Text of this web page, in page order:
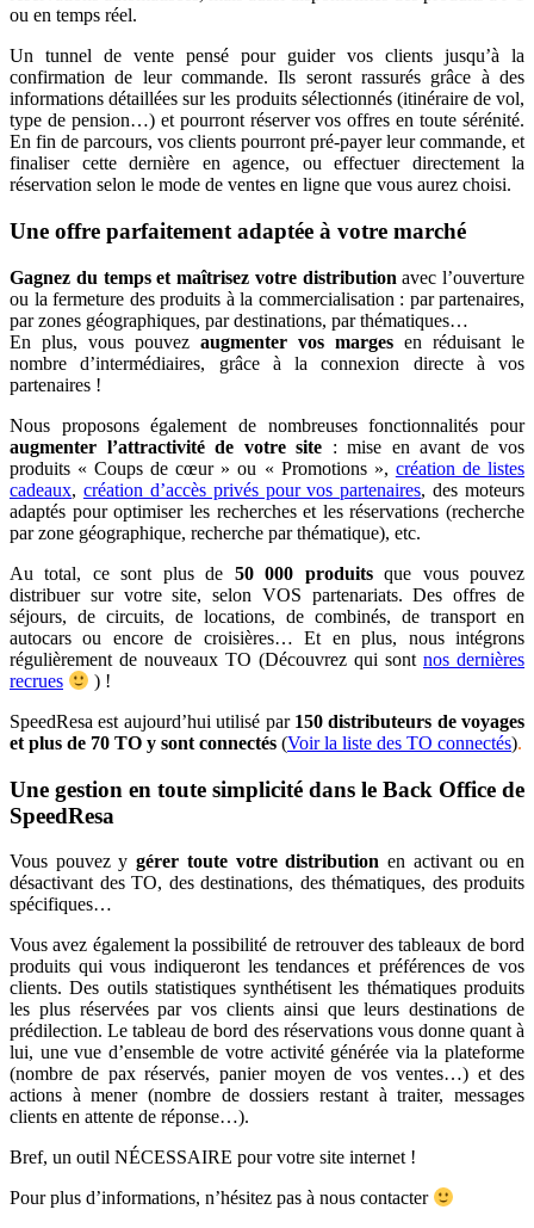
ou en temps réel.
Un tunnel de vente pensé pour guider vos clients jusqu’à la
confirmation de leur commande. Ils seront rassurés grâce à des
informations détaillées sur les produits sélectionnés (itinéraire de vol,
type de pension…) et pourront réserver vos offres en toute sérénité.
En fin de parcours, vos clients pourront pré-payer leur commande, et
finaliser cette dernière en agence, ou effectuer directement la
réservation selon le mode de ventes en ligne que vous aurez choisi.
Une offre parfaitement adaptée à votre marché
Gagnez du temps et maîtrisez votre distribution avec l’ouverture
ou la fermeture des produits à la commercialisation : par partenaires,
par zones géographiques, par destinations, par thématiques…
En plus, vous pouvez augmenter vos marges en réduisant le
nombre d’intermédiaires, grâce à la connexion directe à vos
partenaires !
Nous proposons également de nombreuses fonctionnalités pour
augmenter l’attractivité de votre site : mise en avant de vos
produits « Coups de cœur » ou « Promotions », création de listes
cadeaux, création d’accès privés pour vos partenaires, des moteurs
adaptés pour optimiser les recherches et les réservations (recherche
par zone géographique, recherche par thématique), etc.
Au total, ce sont plus de 50 000 produitsque vous pouvez
distribuer sur votre site, selon VOS partenariats. Des offres de
séjours, de circuits, de locations, de combinés, de transport en
autocars ou encore de croisières… Et en plus, nous intégrons
régulièrement de nouveaux TO (Découvrez qui sont nos dernières
recrues
) !
SpeedResa est aujourd’hui utilisé par 150 distributeurs de voyages
et plus de 70 TO y sont connectés (Voir la liste des TO connectés).
Une gestion en toute simplicité dans le Back Office de
SpeedResa
Vous pouvez ygérer toute votre distribution en activant ou en
désactivant des TO, des destinations, des thématiques, des produits
spécifiques…
Vous avez également la possibilité de retrouver des tableaux de bord
produits qui vous indiqueront les tendances et préférences de vos
clients. Des outils statistiques synthétisent les thématiques produits
les plus réservées par vos clients ainsi que leurs destinations de
prédilection. Le tableau de bord des réservations vous donne quant à
lui, une vue d’ensemble de votre activité générée via la plateforme
(nombre de pax réservés, panier moyen de vos ventes…) et des
actions à mener (nombre de dossiers restant à traiter, messages
clients en attente de réponse…).
Bref, un outil NÉCESSAIRE pour votre site internet !
Pour plus d’informations, n’hésitez pas à nous contacter